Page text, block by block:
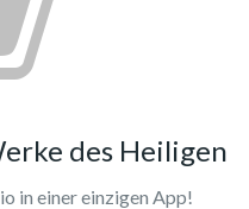
des Heiligen
in einer einzigen App!